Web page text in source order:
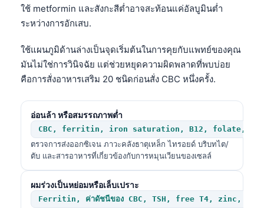
ใช้ metformin และสังกะสีต่ำอาจสะท้อนแค่อัลบูมินต่ำ
ระหว่างการอักเสบ.
ใช้แผนภูมิด้านล่างเป็นจุดเริ่มต้นในการคุยกับแพทย์ของคุณ
มันไม่ใช่การวินิจฉัย แต่ช่วยหยุดความผิดพลาดที่พบบ่อย
คือการสั่งอาหารเสริม 20 ชนิดก่อนสั่ง CBC หนึ่งครั้ง.
อ่อนล้า หรือสมรรถภาพต่ำ
CBC, ferritin, iron saturation, B12, folate, TSH,
ตรวจการส่งออกซิเจน ภาวะคลังธาตุเหล็ก ไทรอยด์ บริบทไต/
ตับ และสารอาหารที่เกี่ยวข้องกับการหมุนเวียนของเซลล์
ผมร่วงเป็นหย่อมหรือเล็บเปราะ
Ferritin, ค่าดัชนีของ CBC, TSH, free T4, zinc,
Magyar
Shqip
اردو
मराठी
ગુજરાતી
ಕನ್ನಡ
മലയാളം
Bahasa Melayu